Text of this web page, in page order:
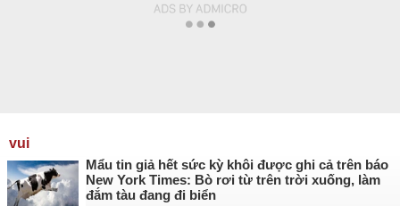
vui
Mẩu tin giả hết sức kỳ khôi được ghi cả trên báo
New York Times: Bò rơi từ trên trời xuống, làm
đắm tàu đang đi biển